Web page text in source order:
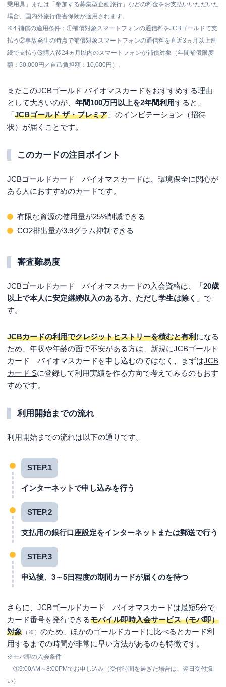
乗用具」または「参加する募集型企画旅行」などの料金をお支払いいただいた
場合、国内外旅行傷害保険が適用されます。
※4 補償の適用条件：①補償対象スマートフォンの通信料をJCBゴールドで支
払う②事故発生の時点で補償対象スマートフォンの通信料を直近3ヵ月以上連
続で支払う③購入後24ヵ月以内のスマートフォンが補償対象（年間補償限度
額：50,000円／自己負担額：10,000円）。
またこのJCBゴールド バイオマスカードをおすすめする理由
として大きいのが、 年間100万円以上を2年間利用すると、
「 JCBゴールド ザ・プレミア 」のインビテーション（招待
状）が届くことです。
このカードの注目ポイント
JCBゴールドカード バイオマスカードは、環境保全に関心が
ある人におすすめのカードです。
有限な資源の使用量が25%削減できる
CO2排出量が3.9グラム抑制できる
審査難易度
JCBゴールドカード バイオマスカードの入会資格は、「 20歳
以上で本人に安定継続収入のある方、ただし学生は除く 」で
す。
JCBカードの利用でクレジットヒストリーを積むと有利になる
ため、年収や年齢の面で不安がある方は、新規にJCBゴールド
カード バイオマスカードを申し込むのではなく、まずはJCB
カード Sに登録して利用実績を作る方向で考えてみるのもおす
すめです。
利用開始までの流れ
利用開始までの流れは以下の通りです。
STEP.1
インターネットで申し込みを行う
STEP.2
支払用の銀行口座設定をインターネットまたは郵送で行う
STEP.3
申込後、3～5日程度の期間カードが届くのを待つ
さらに、JCBゴールドカード バイオマスカードは最短5分で
カード番号を発行できるモバイル即時入会サービス（モバ即）
対象 （※） のため、ほかのゴールドカードに比べるとカード利
用するまでの時間が非常に早い方法があるのも特徴です。
※モバ即の入会条件
①9:00AM～8:00PMでお申し込み（受付時間を過ぎた場合は、翌日受付扱
い）